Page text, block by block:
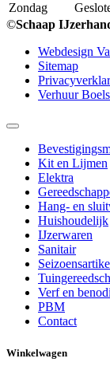
Zondag
©Schaap
Webdesign
Sitemap
Verhuur
Kit en Lijmen
Elektra
Hang- en
Huishoudelijk
IJzerwaren
Sanitair
Verf en
PBM
Contact
Winkelwagen